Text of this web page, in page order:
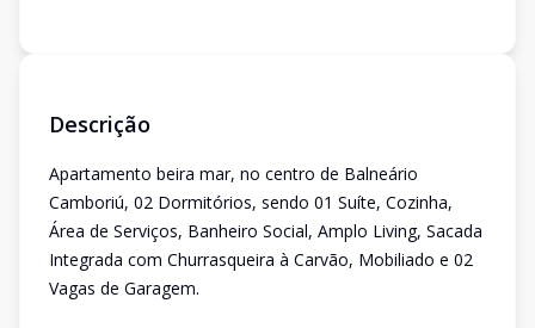
Descrição
Apartamento beira mar, no centro de Balneário
Camboriú, 02 Dormitórios, sendo 01 Suíte, Cozinha,
Área de Serviços, Banheiro Social, Amplo Living, Sacada
Integrada com Churrasqueira à Carvão, Mobiliado e 02
Vagas de Garagem.